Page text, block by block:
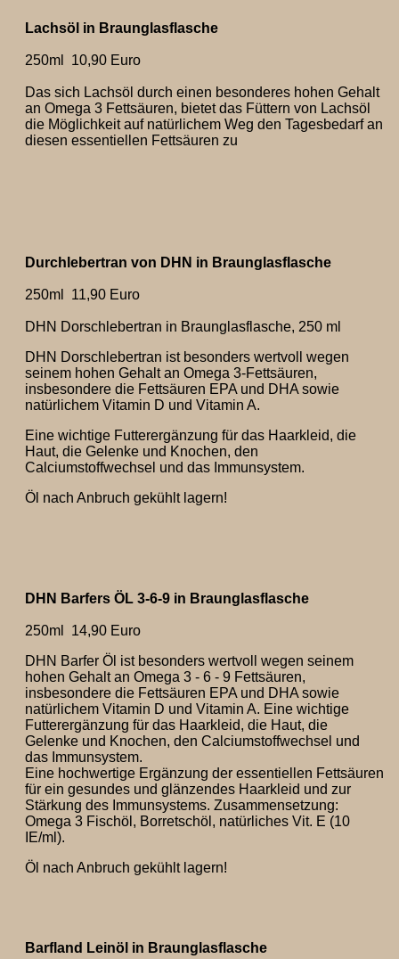
Lachsöl in Braunglasflasche
250ml 10,90 Euro
Das sich Lachsöl durch einen besonderes hohen Gehalt
an Omega 3 Fettsäuren, bietet das Füttern von Lachsöl
die Möglichkeit auf natürlichem Weg den Tagesbedarf an
diesen essentiellen Fettsäuren zu
Durchlebertran von DHN in Braunglasflasche
250ml 11,90 Euro
DHN Dorschlebertran in Braunglasflasche, 250 ml
DHN Dorschlebertran ist besonders wertvoll wegen
seinem hohen Gehalt an Omega 3-Fettsäuren,
insbesondere die Fettsäuren EPA und DHA sowie
natürlichem Vitamin D und Vitamin A.
Eine wichtige Futterergänzung für das Haarkleid, die
Haut, die Gelenke und Knochen, den
Calciumstoffwechsel und das Immunsystem.
Öl nach Anbruch gekühlt lagern!
DHN Barfers ÖL 3-6-9 in Braunglasflasche
250ml 14,90 Euro
DHN Barfer Öl ist besonders wertvoll wegen seinem
hohen Gehalt an Omega 3 - 6 - 9 Fettsäuren,
insbesondere die Fettsäuren EPA und DHA sowie
natürlichem Vitamin D und Vitamin A. Eine wichtige
Futterergänzung für das Haarkleid, die Haut, die
Gelenke und Knochen, den Calciumstoffwechsel und
das Immunsystem.
Eine hochwertige Ergänzung der essentiellen Fettsäuren
für ein gesundes und glänzendes Haarkleid und zur
Stärkung des Immunsystems. Zusammensetzung:
Omega 3 Fischöl, Borretschöl, natürliches Vit. E (10
IE/ml).
Öl nach Anbruch gekühlt lagern!
Barfland Leinöl in Braunglasflasche